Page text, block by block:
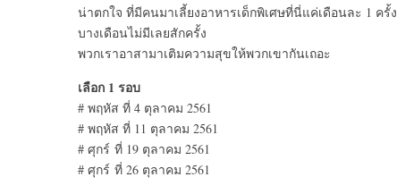
น่าตกใจ ที่มีคนมาเลี้ยงอาหารเด็กพิเศษที่นี่แค่เดือนละ 1 ครั้ง
บางเดือนไม่มีเลยสักครั้ง
พวกเราอาสามาเติมความสุขให้พวกเขากันเถอะ
เลือก 1 รอบ
# พฤหัส ที่ 4 ตุลาคม 2561
# พฤหัส ที่ 11 ตุลาคม 2561
# ศุกร์ ที่ 19 ตุลาคม 2561
# ศุกร์ ที่ 26 ตุลาคม 2561